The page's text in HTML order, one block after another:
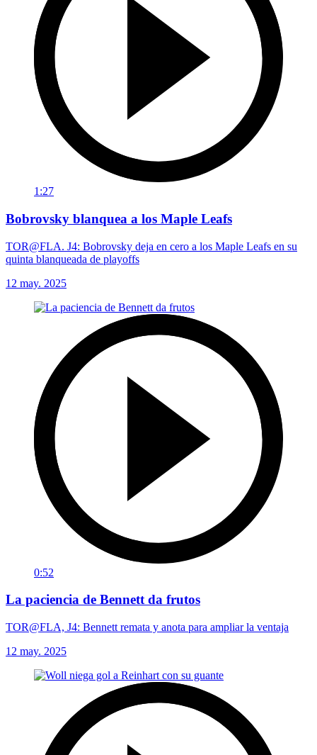
1:27
Bobrovsky blanquea a los Maple Leafs
TOR@FLA. J4: Bobrovsky deja en cero a los Maple Leafs en su
quinta blanqueada de playoffs
12 may. 2025
0:52
La paciencia de Bennett da frutos
TOR@FLA, J4: Bennett remata y anota para ampliar la ventaja
12 may. 2025